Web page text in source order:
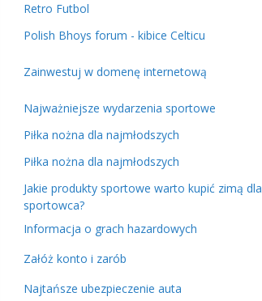
Retro Futbol
Polish Bhoys forum - kibice Celticu
Zainwestuj w domenę internetową
Najważniejsze wydarzenia sportowe
Piłka nożna dla najmłodszych
Piłka nożna dla najmłodszych
Jakie produkty sportowe warto kupić zimą dla
sportowca?
Informacja o grach hazardowych
Załóż konto i zarób
Najtańsze ubezpieczenie auta